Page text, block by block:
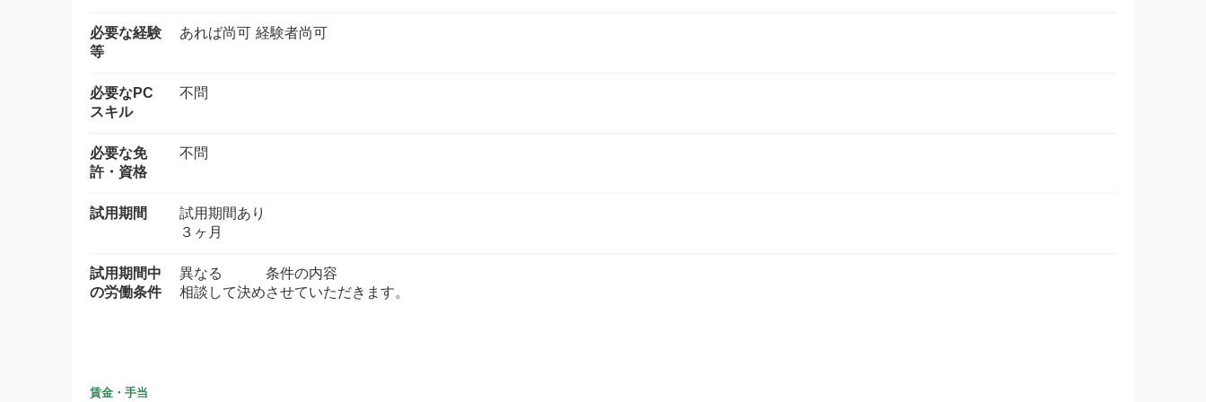
必要な経験
等
あれば尚可 経験者尚可
必要なPC
スキル
不問
必要な免
許・資格
不問
試用期間
試用期間あり
３ヶ月
試用期間中
の労働条件
異なる 条件の内容
相談して決めさせていただきます。
賃金・手当